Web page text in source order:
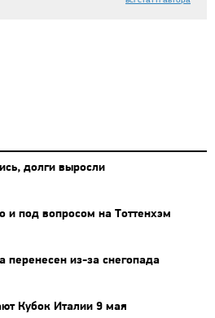
долги выросли
и под вопросом на Тоттенхэм
из-за снегопада
Кубок Италии 9 мая